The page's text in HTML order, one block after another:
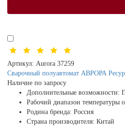
Артикул: Aurora 37259
Сварочный полуавтомат АВРОРА
Наличие по запросу
Дополнительные возможности:
Рабочий диапазон температуры
Родина бренда: Россия
Страна производителя: Китай